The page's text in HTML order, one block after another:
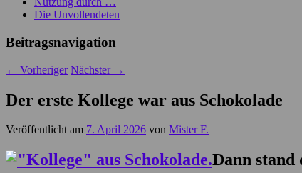
Die Unvollendeten
Beitragsnavigation
← Vorheriger Nächster →
Der erste Kollege war aus Schokolade
Veröffentlicht am 7. April 2026 von Mister F.
Dann stand